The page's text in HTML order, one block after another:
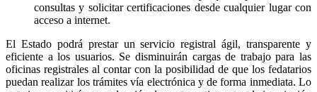
consultas y solicitar certificaciones desde cualquier lugar con
acceso a internet.
El Estado podrá prestar un servicio registral ágil, transparente y
eficiente a los usuarios. Se disminuirán cargas de trabajo para las
oficinas registrales al contar con la posibilidad de que los fedatarios
puedan realizar los trámites vía electrónica y de forma inmediata. Lo